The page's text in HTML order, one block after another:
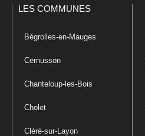
LES COMMUNES
Bégrolles-en-Mauges
Cernusson
Chanteloup-les-Bois
Cholet
Cléré-sur-Layon